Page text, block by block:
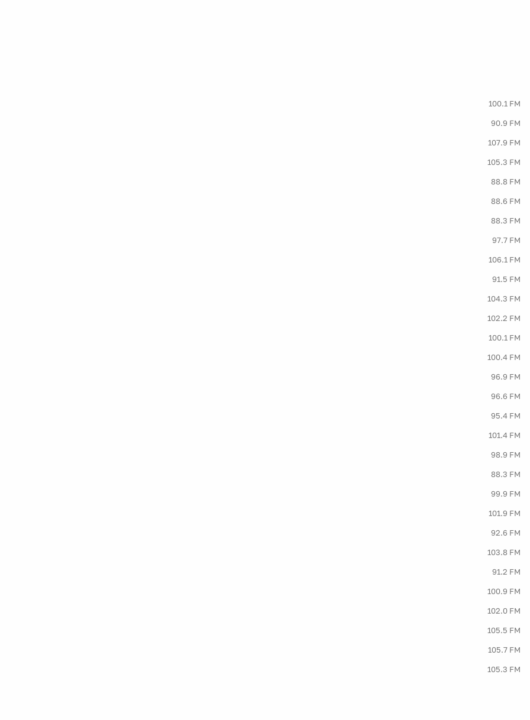
100.1 FM
90.9 FM
107.9 FM
105.3 FM
88.8 FM
88.6 FM
88.3 FM
97.7 FM
106.1 FM
91.5 FM
104.3 FM
102.2 FM
100.1 FM
100.4 FM
96.9 FM
96.6 FM
95.4 FM
101.4 FM
98.9 FM
88.3 FM
99.9 FM
101.9 FM
92.6 FM
103.8 FM
91.2 FM
100.9 FM
102.0 FM
105.5 FM
105.7 FM
105.3 FM